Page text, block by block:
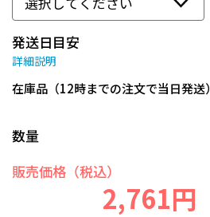
発送日目安
詳細説明
在庫品（12時までの注文で当日発送）
数量
販売価格（税込）
2,761円